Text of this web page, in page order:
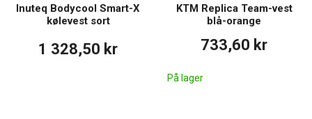
Inuteq Bodycool Smart-X
kølevest sort
1 328,50 kr
KTM Replica Team-vest
blå-orange
733,60 kr
På lager